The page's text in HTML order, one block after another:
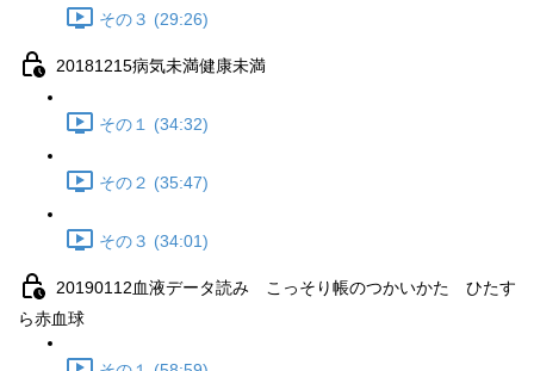
その３ (29:26)
20181215病気未満健康未満
その１ (34:32)
その２ (35:47)
その３ (34:01)
20190112血液データ読み こっそり帳のつかいかた ひたす
ら赤血球